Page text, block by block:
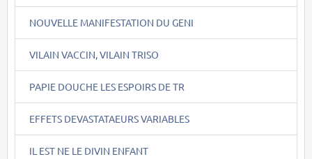
NOUVELLE MANIFESTATION DU GENI
VILAIN VACCIN, VILAIN TRISO
PAPIE DOUCHE LES ESPOIRS DE TR
EFFETS DEVASTATAEURS VARIABLES
IL EST NE LE DIVIN ENFANT